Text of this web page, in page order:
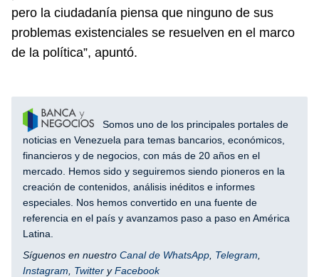
pero la ciudadanía piensa que ninguno de sus
problemas existenciales se resuelven en el marco
de la política”, apuntó.
Somos uno de los principales portales de
noticias en Venezuela para temas bancarios, económicos,
financieros y de negocios, con más de 20 años en el
mercado. Hemos sido y seguiremos siendo pioneros en la
creación de contenidos, análisis inéditos e informes
especiales. Nos hemos convertido en una fuente de
referencia en el país y avanzamos paso a paso en América
Latina.
Síguenos en nuestro Canal de WhatsApp Telegram
Instagram
Twitter yFacebook